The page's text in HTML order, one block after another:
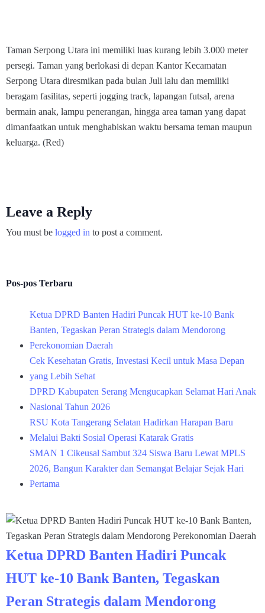
Taman Serpong Utara ini memiliki luas kurang lebih 3.000 meter
persegi. Taman yang berlokasi di depan Kantor Kecamatan
Serpong Utara diresmikan pada bulan Juli lalu dan memiliki
beragam fasilitas, seperti jogging track, lapangan futsal, arena
bermain anak, lampu penerangan, hingga area taman yang dapat
dimanfaatkan untuk menghabiskan waktu bersama teman maupun
keluarga. (Red)
Leave a Reply
You must be logged in to post a comment.
Pos-pos Terbaru
Ketua DPRD Banten Hadiri Puncak HUT ke-10 Bank
Banten, Tegaskan Peran Strategis dalam Mendorong
Perekonomian Daerah
Cek Kesehatan Gratis, Investasi Kecil untuk Masa Depan
yang Lebih Sehat
DPRD Kabupaten Serang Mengucapkan Selamat Hari Anak
Nasional Tahun 2026
RSU Kota Tangerang Selatan Hadirkan Harapan Baru
Melalui Bakti Sosial Operasi Katarak Gratis
SMAN 1 Cikeusal Sambut 324 Siswa Baru Lewat MPLS
2026, Bangun Karakter dan Semangat Belajar Sejak Hari
Pertama
Ketua DPRD Banten Hadiri Puncak
HUT ke-10 Bank Banten, Tegaskan
Peran Strategis dalam Mendorong